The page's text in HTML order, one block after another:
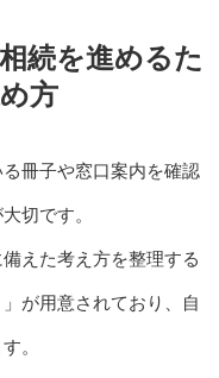
続を進めるた
方
冊子や窓口案内を確認
切です。
えた考え方を整理する
が用意されており、自
。